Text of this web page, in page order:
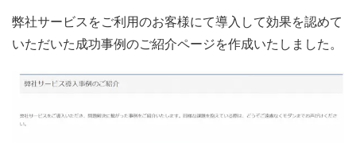
弊社サービスをご利用のお客様にて導入して効果を認めて
いただいた成功事例のご紹介ページを作成いたしました。